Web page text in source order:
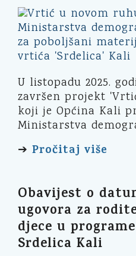
U listopadu 2025.
završen projekt
koji je Općina Kali
Ministarstva
➔ Pročitaj više
Obavijest o
ugovora za
djece u
Srdelica Kali